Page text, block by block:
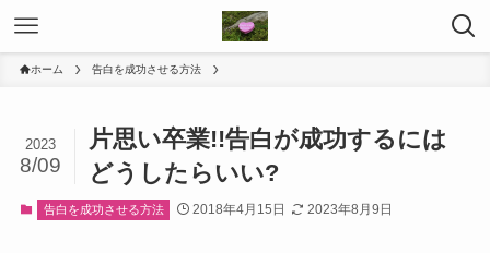
ホーム 告白を成功させる方法
片思い卒業!!告白が成功するには
どうしたらいい?
2023
8/09
告白を成功させる方法 2018年4月15日 2023年8月9日